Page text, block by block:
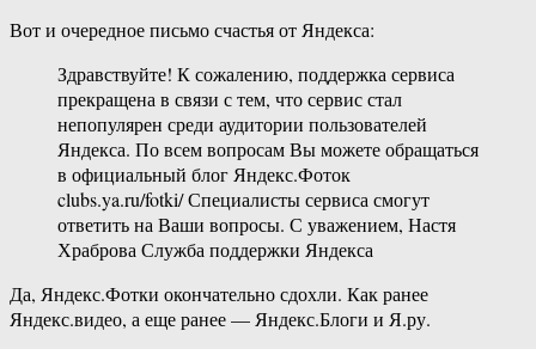
Вот и очередное письмо счастья от Яндекса:
Здравствуйте! К сожалению, поддержка сервиса
прекращена в связи с тем, что сервис стал
непопулярен среди аудитории пользователей
Яндекса. По всем вопросам Вы можете обращаться
в официальный блог Яндекс.Фоток
clubs.ya.ru/fotki/ Специалисты сервиса смогут
ответить на Ваши вопросы. С уважением, Настя
Храброва Служба поддержки Яндекса
Да, Яндекс.Фотки окончательно сдохли. Как ранее
Яндекс.видео, а еще ранее — Яндекс.Блоги и Я.ру.